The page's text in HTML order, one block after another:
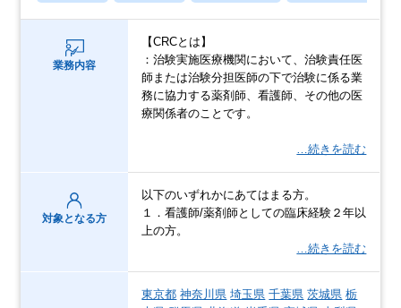
業務内容
【CRCとは】
：治験実施医療機関において、治験責任医
師または治験分担医師の下で治験に係る業
務に協力する薬剤師、看護師、その他の医
療関係者のことです。
…続きを読む
対象となる方
以下のいずれかにあてはまる方。
１．看護師/薬剤師としての臨床経験２年以
上の方。
…続きを読む
東京都 神奈川県 埼玉県 千葉県 茨城県 栃